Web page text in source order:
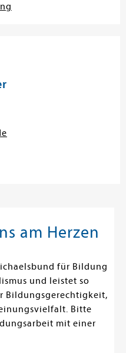
am Herzen
für Bildung
und leistet so
Bildungsgerechtigkeit,
Bitte
mit einer